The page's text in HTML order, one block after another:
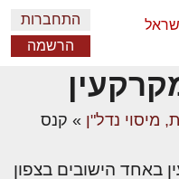
התחברות
הרשמה
מיסוי נדל"ן » קנס
באחד הישובים בצפון